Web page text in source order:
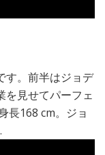
す。前半はジョデ
を見せてパーフェ
長168 cm。ジョ